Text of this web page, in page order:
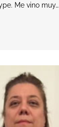
Me vino muy…